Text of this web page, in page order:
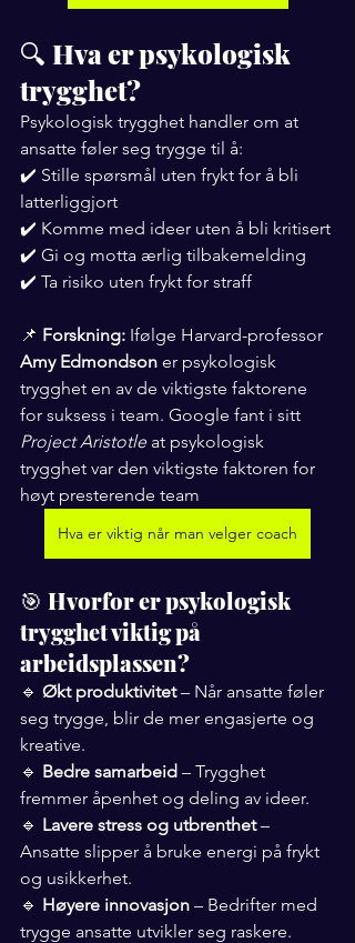
🔍 Hva er psykologisk
trygghet?
Psykologisk trygghet handler om at
ansatte føler seg trygge til å:
✔️ Stille spørsmål uten frykt for å bli
latterliggjort
✔️ Komme med ideer uten å bli kritisert
✔️ Gi og motta ærlig tilbakemelding
✔️ Ta risiko uten frykt for straff
📌 Forskning: Ifølge Harvard-professor
Amy Edmondson er psykologisk
trygghet en av de viktigste faktorene
for suksess i team. Google fant i sitt
Project Aristotle at psykologisk
trygghet var den viktigste faktoren for
høyt presterende team
Hva er viktig når man velger coach
🎯 Hvorfor er psykologisk
trygghet viktig på
arbeidsplassen?
🔹 Økt produktivitet – Når ansatte føler
seg trygge, blir de mer engasjerte og
kreative.
🔹 Bedre samarbeid – Trygghet
fremmer åpenhet og deling av ideer.
🔹 Lavere stress og utbrenthet –
Ansatte slipper å bruke energi på frykt
og usikkerhet.
🔹 Høyere innovasjon – Bedrifter med
trygge ansatte utvikler seg raskere.